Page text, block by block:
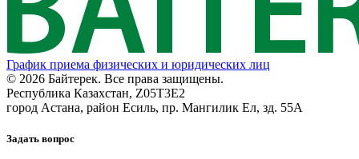
График приема физических и юридических лиц
© 2026 Байтерек. Все права защищены.
Республика Казахстан, Z05T3E2
город Астана, район Есиль, пр. Мангилик Ел, зд. 55А
Задать вопрос